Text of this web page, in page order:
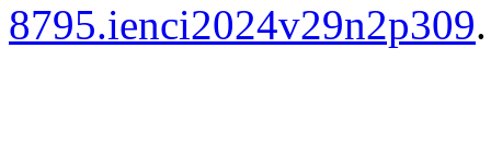
8795.ienci2024v29n2p309.